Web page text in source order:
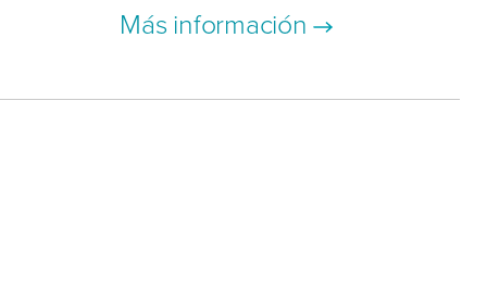
Más información